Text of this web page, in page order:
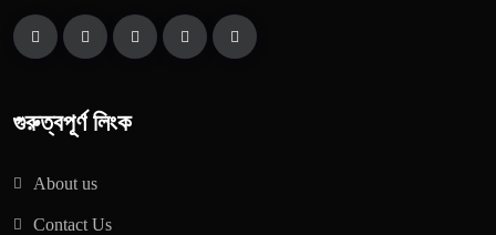
গুরুত্বপূর্ণ লিংক
About us
Contact Us